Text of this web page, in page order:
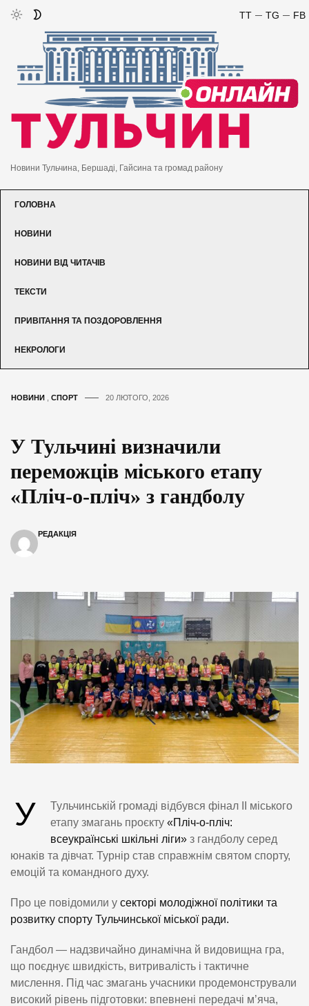
FB
TG
TT
Новини Тульчина, Бершаді, Гайсина та громад району
ГОЛОВНА
НОВИНИ
НОВИНИ ВІД ЧИТАЧІВ
ТЕКСТИ
ПРИВІТАННЯ ТА ПОЗДОРОВЛЕННЯ
НЕКРОЛОГИ
НОВИНИ СПОРТ 20 ЛЮТОГО, 2026
У Тульчині визначили
переможців міського етапу
«Пліч-о-пліч» з гандболу
РЕДАКЦІЯ
У
Тульчинській громаді відбувся фінал ІІ міського
етапу змагань проєкту «Пліч-о-пліч:
всеукраїнські шкільні ліги» з гандболу серед
юнаків та дівчат. Турнір став справжнім святом спорту,
емоцій та командного духу.
Про це повідомили у секторі молодіжної політики та
розвитку спорту Тульчинської міської ради.
Гандбол — надзвичайно динамічна й видовищна гра,
що поєднує швидкість, витривалість і тактичне
мислення. Під час змагань учасники продемонстрували
високий рівень підготовки: впевнені передачі м’яча,